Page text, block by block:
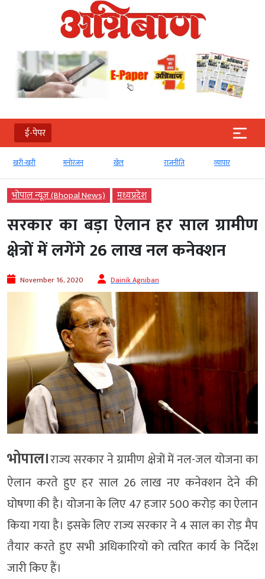
ई-पेपर
खरी-खरी मनोरंजन खेल राजनीति व्‍यापार
भोपाल न्यूज़ (Bhopal News) मध्‍यप्रदेश
सरकार का बड़ा ऐलान हर साल ग्रामीण
क्षेत्रों में लगेंगे 26 लाख नल कनेक्शन
November 16, 2020 Dainik Agniban
भोपाल।राज्य सरकार ने ग्रामीण क्षेत्रों में नल-जल योजना का
ऐलान करते हुए हर साल 26 लाख नए कनेक्शन देने की
घोषणा की है। योजना के लिए 47 हजार 500 करोड़ का ऐलान
किया गया है। इसके लिए राज्य सरकार ने 4 साल का रोड़ मैप
तैयार करते हुए सभी अधिकारियों को त्वरित कार्य के निर्देश
जारी किए हैं।